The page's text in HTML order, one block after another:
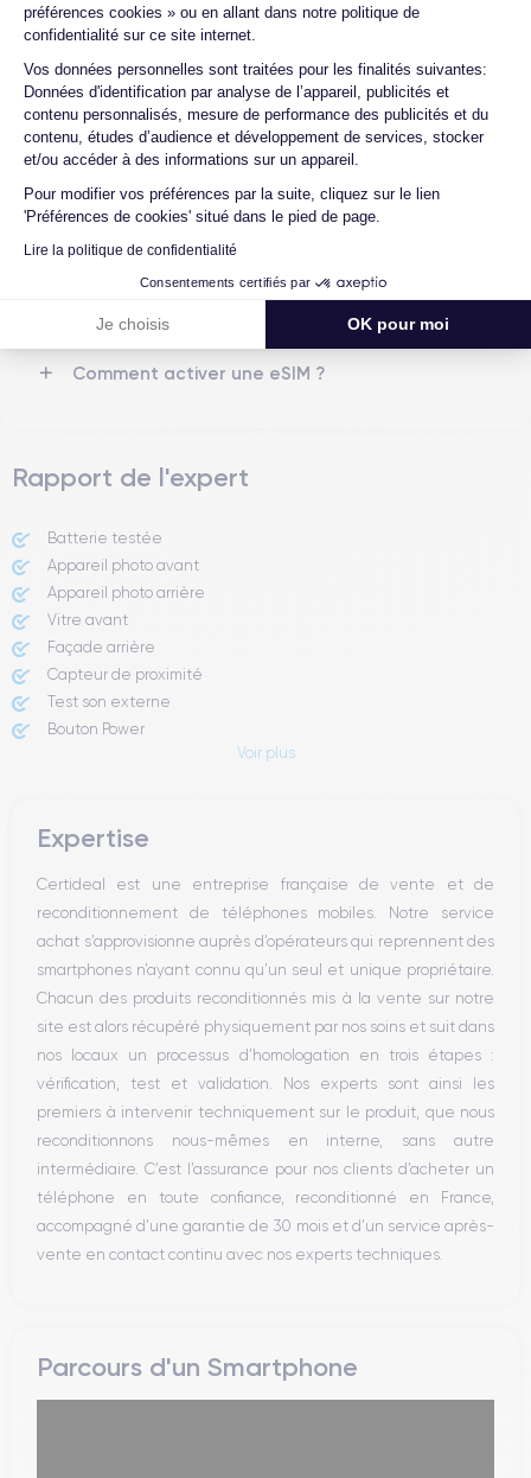
préférences cookies » ou en allant dans notre politique de
confidentialité sur ce site internet.
Vos données personnelles sont traitées pour les finalités suivantes:
Données d'identification par analyse de l’appareil, publicités et
contenu personnalisés, mesure de performance des publicités et du
contenu, études d’audience et développement de services, stocker
et/ou accéder à des informations sur un appareil.
Pour modifier vos préférences par la suite, cliquez sur le lien
'Préférences de cookies' situé dans le pied de page.
Lire la politique de confidentialité
Consentements certifiés par
Je choisis OK pour moi
Axeptio consent
Résolution vidéo
Batterie
4323 mAh
Type de SIM
eSIM
Réseau mobile
5G
Débloqué
Oui, tous opérateurs
Si vous souhaitez découvrir en détail les caractéristiques de ce
smartphone, consulter lafiche technique de l'iPhone 14 Pro Max.
Comment demander un retour ?
Comment contacter le service client ?
Est-il possible de payer l'iPhone 14 Pro
Max en plusieurs fois ?
Quelle est la différence entre un iPhone
14 Pro Max d'occasion et un iPhone 14
Pro Max reconditionné ?
Quelle est la durée de vie d'un iPhone 14
Pro Max reconditionné ?
SIM et une eSIM ?
Comment activer une eSIM ?
Rapport de l'expert
Batterie testée
Appareil photo avant
Appareil photo arrière ​
Vitre avant ​
Façade arrière
Capteur de proximité
Test son externe
Bouton Power
Haut parleur
Bouton Home
Bluetooth
WiFi
Réseau
Vibreur
Prise USB
Voir plus
Expertise
Certideal est une entreprise française de vente et de
reconditionnement de téléphones mobiles. Notre service
achat s’approvisionne auprès d’opérateurs qui reprennent des
smartphones n’ayant connu qu’un seul et unique propriétaire.
Chacun des produits reconditionnés mis à la vente sur notre
site est alors récupéré physiquement par nos soins et suit dans
nos locaux un processus d’homologation en trois étapes :
vérification, test et validation. Nos experts sont ainsi les
premiers à intervenir techniquement sur le produit, que nous
reconditionnons nous-mêmes en interne, sans autre
intermédiaire. C’est l’assurance pour nos clients d’acheter un
téléphone en toute confiance, reconditionné en France,
accompagné d’une garantie de 30 mois et d’un service après-
vente en contact continu avec nos experts techniques.
Parcours d'un Smartphone